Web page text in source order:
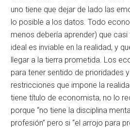
uno tiene que dejar de lado las
lo posible a los datos. Todo
menos debería aprender) que
ideal es inviable en la realidad, y
llegar a la tierra prometida. Los
para tener sentido de prioridades
restricciones que impone la
tiene título de economista, no lo
porque “no tiene la disciplina
profesión” pero si “el arrojo para